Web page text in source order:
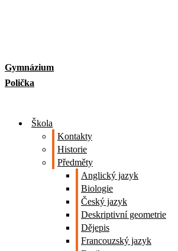
Gymnázium
Polička
Škola
Kontakty
Historie
Předměty
Anglický jazyk
Biologie
Český jazyk
Deskriptivní geometrie
Dějepis
Francouzský jazyk